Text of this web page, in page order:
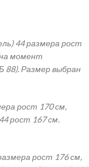
44 размера рост
момент
88). Размер выбран
рост 170 см,
рост 167 см.
рост 176 см,